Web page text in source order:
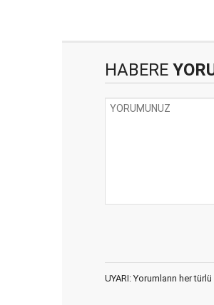
HABERE
UYARI: Yorumların her